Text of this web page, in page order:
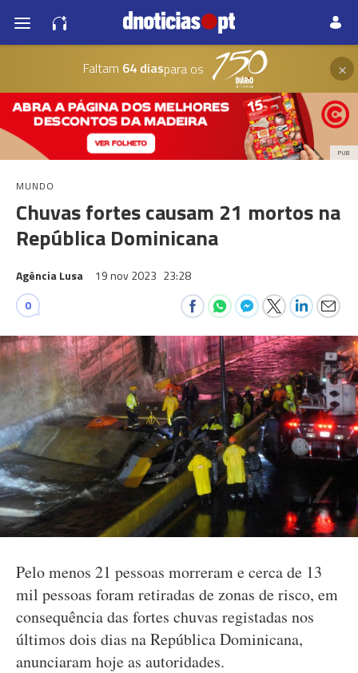
Faltam 64 diaspara os ×
PUB
MUNDO
Chuvas fortes causam 21 mortos na
República Dominicana
Agência Lusa 19 nov 2023 23:28
0
Pelo menos 21 pessoas morreram e cerca de 13
mil pessoas foram retiradas de zonas de risco, em
consequência das fortes chuvas registadas nos
últimos dois dias na República Dominicana,
anunciaram hoje as autoridades.